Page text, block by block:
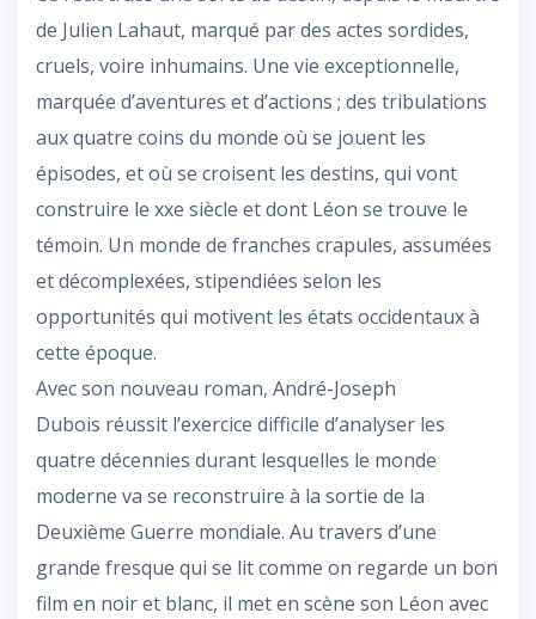
de Julien Lahaut, marqué par des actes sordides,
cruels, voire inhumains. Une vie exceptionnelle,
marquée d’aventures et d’actions ; des tribulations
aux quatre coins du monde où se jouent les
épisodes, et où se croisent les destins, qui vont
construire le xxe siècle et dont Léon se trouve le
témoin. Un monde de franches crapules, assumées
et décomplexées, stipendiées selon les
opportunités qui motivent les états occidentaux à
cette époque.
Avec son nouveau roman, André-Joseph
Dubois réussit l’exercice difficile d’analyser les
quatre décennies durant lesquelles le monde
moderne va se reconstruire à la sortie de la
Deuxième Guerre mondiale. Au travers d’une
grande fresque qui se lit comme on regarde un bon
film en noir et blanc, il met en scène son Léon avec